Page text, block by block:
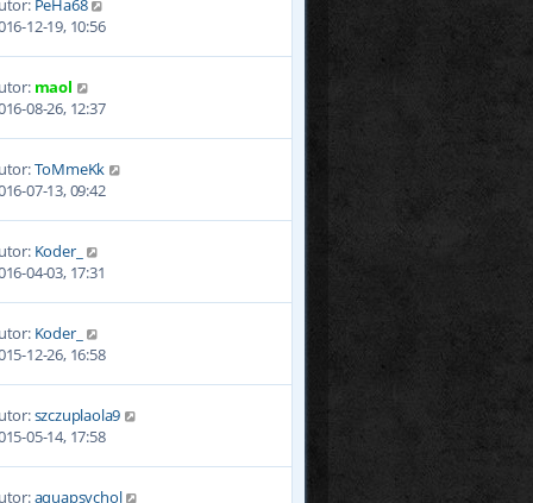
PeHa68
12-19, 10:56
maol
08-26, 12:37
ToMmeKk
07-13, 09:42
Koder_
04-03, 17:31
Koder_
12-26, 16:58
szczuplaola9
05-14, 17:58
aquapsychol